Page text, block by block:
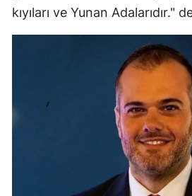
kıyıları ve Yunan Adalarıdır."